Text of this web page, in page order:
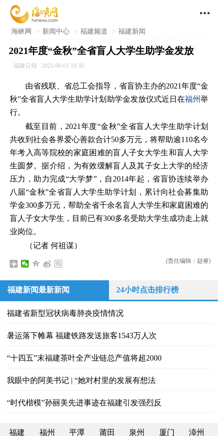

海峡网 > 新闻中心 > 福建频道 > 福建新闻
2021年度“金秋”全省盲人大学生助学金发放
福建日报 2021-09-01 10:30
由省残联、省总工会指导，省盲协主办的2021年度“金
秋”全省盲人大学生助学计划助学金发放仪式近日在福州举
行。
截至目前，2021年度“金秋”全省盲人大学生助学计划
共收到社会各界爱心善款合计50多万元，将帮助逾110名今
年考入高等院校的家庭困难的盲人子女大学生和盲人大学
生圆梦。据介绍，为有效缓解盲人及其子女上大学的经济
压力，助力完成“大学梦”，自2014年起，省盲协连续举办
八届“金秋”全省盲人大学生助学计划，累计向社会募集助
学金300多万元，帮助全省千余名盲人大学生和家庭困难的
盲人子女大学生，目前已有300多名受助大学生成功走上就
业岗位。
（记者 何祖谋）
(责任编辑：赵睿)
福建新闻最新新闻 24小时点击排行榜
福建省新型冠状病毒肺炎疫情情况
暑运落下帷幕 福建铁路发送旅客1543万人次
“十四五”末福建茶叶全产业链总产值将超2000
我眼中的阿美书记 | “她对村里的发展有想法
“时代楷模”孙丽美先进事迹在福建引发强烈反
福建 福州 平潭 莆田 泉州 厦门 漳州